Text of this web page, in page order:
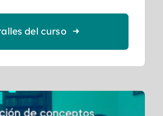
del curso